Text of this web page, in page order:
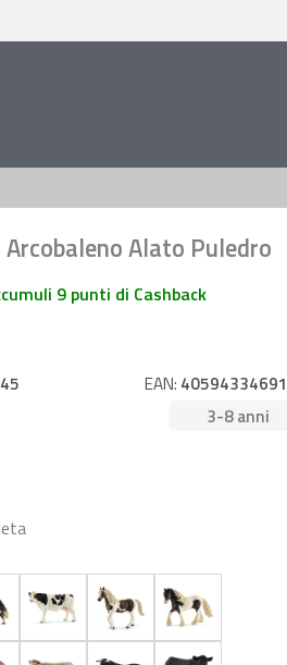
Alato Puledro
9 punti di Cashback
EAN:
3-8 anni